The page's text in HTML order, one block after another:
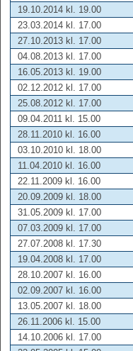
19.10.2014 kl. 19.00
23.03.2014 kl. 17.00
27.10.2013 kl. 17.00
04.08.2013 kl. 17.00
16.05.2013 kl. 19.00
02.12.2012 kl. 17.00
25.08.2012 kl. 17.00
09.04.2011 kl. 15.00
28.11.2010 kl. 16.00
03.10.2010 kl. 18.00
11.04.2010 kl. 16.00
22.11.2009 kl. 16.00
20.09.2009 kl. 18.00
31.05.2009 kl. 17.00
07.03.2009 kl. 17.00
27.07.2008 kl. 17.30
19.04.2008 kl. 17.00
28.10.2007 kl. 16.00
02.09.2007 kl. 16.00
13.05.2007 kl. 18.00
26.11.2006 kl. 15.00
14.10.2006 kl. 17.00